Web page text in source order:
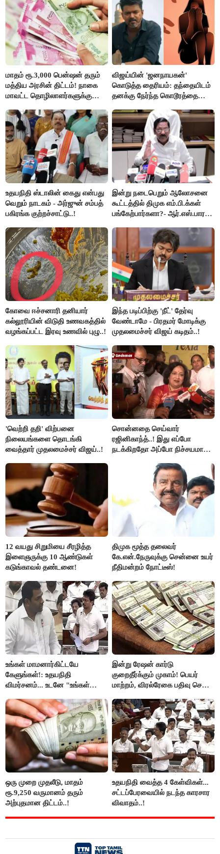
மாதம் ரூ.3,000 பென்ஷன் தரும்
மத்திய அரசின் திட்டம்! நாகை
மாவட்ட தொழிலாளர்களுக்கு
செய்தி!
விஜய்யின் 'ஜனநாயகன்'
கொடுத்த தைரியம்: தந்தையிடம்
தனக்கு நேர்ந்த கொடூரத்தை
உதயநிதி ஸ்டாலின் கைது என்பது
வெறும் நாடகம் - அர்ஜுன் சம்பத்
பகிரங்க குற்றச்சாட்டு..!
இன்று நடைபெறும் ஆலோசனை
கூட்டத்தில் திமுக எம்.பி.க்கள்
பங்கேற்பார்களா?- ஆர்.எஸ்.பாரதி
கோவை ஈச்சனாரி தனியார்
கல்லூரியின் விடுதி உணவகத்தில்
வழங்கப்பட்ட இரவு உணவில் புழு..!
இந்த படிப்பிற்கு 'நீட்' தேர்வு
வேண்டாமே - பிரதமர் மோடிக்கு
முதலமைச்சர் விஜய் கடிதம்..!
'வெற்றி தறி' விற்பனை
நிலையங்களை தொடங்கி
வைத்தார் முதலமைச்சர் விஜய்..!
சொன்னதை செய்வார்
ரஜினிகாந்த்..! இது எப்போ
நடக்கிறதோ அப்போ நிச்சயமாக
ரஜினிகாந்த்..!
12 வயது சிறுமியை சீரழித்த
இளைஞருக்கு 10 ஆண்டுகள்
கடுங்காவல் தண்டனை!
திமுக மூத்த தலைவர்
கே.என்.நேருவுக்கு சென்னை உயர்
நீதிமன்றம் நோட்டீஸ்!
உங்கள் மாமனார்கிட்டயே
கேளுங்கள்!: உதயநிதி
விமர்சனம்... உடனே "உங்கள்
ஆதவ் அர்ஜுனா பதிலடி!
இன்று ரேஷன் கார்டு
குறைதீர்க்கும் முகாம்! பெயர்
மாற்றம், விரல்ரேகை பதிவு செய்ய
ஒரு முறை முதலீடு, மாதம்
ரூ.9,250 வருமானம் தரும்
அற்புதமான திட்டம்..!
உதயநிதி வைத்த 4 கேள்விகள்...
சட்டப்பேரவையில் நடந்த காரசார
விவாதம்..!